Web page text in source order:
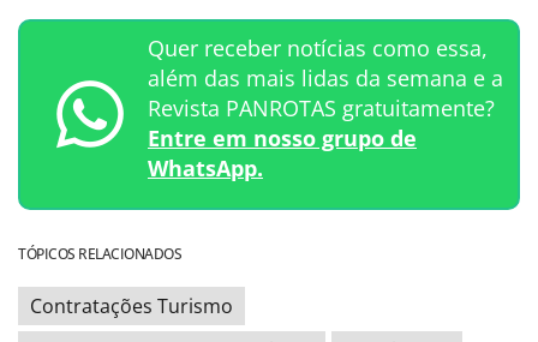
Quer receber notícias como essa,
além das mais lidas da semana e a
Revista PANROTAS gratuitamente?
Entre em nosso grupo de
WhatsApp.
TÓPICOS RELACIONADOS
Contratações Turismo